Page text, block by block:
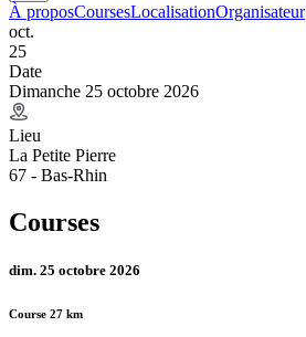
À proposCoursesLocalisationOrganisateur
oct.
25
Date
Dimanche 25 octobre 2026
Lieu
La Petite Pierre
67 - Bas-Rhin
Courses
dim. 25 octobre 2026
Course 27 km